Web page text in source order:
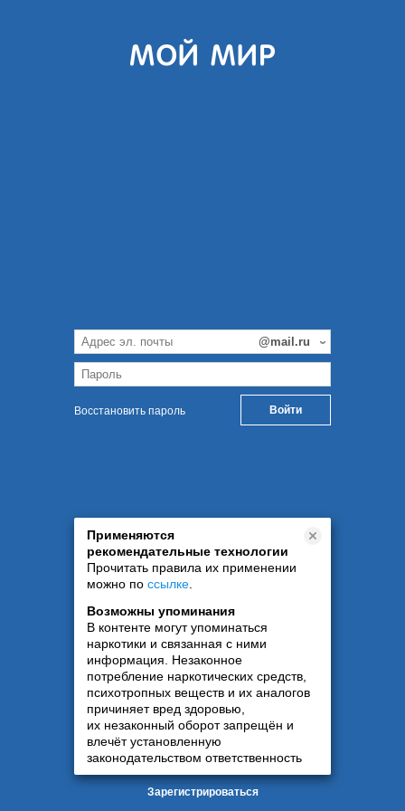
Восстановить пароль
Применяются
рекомендательные технологии
Прочитать правила их применении
можно по ссылке
Возможны упоминания
В контенте могут упоминаться
наркотики и связанная с ними
информация. Незаконное
потребление наркотических средств,
психотропных веществ и их аналогов
причиняет вред здоровью,
их незаконный оборот запрещён и
влечёт установленную
законодательством ответственность
Зарегистрироваться